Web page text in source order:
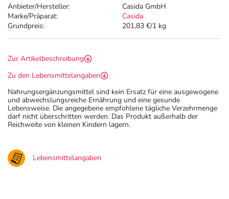
Anbieter/Hersteller:
Casida GmbH
Marke/Präparat:
Casida
Grundpreis:
201,83 €/1 kg
Zur Artikelbeschreibung
Zu den Lebensmittelangaben
Nahrungsergänzungsmittel sind kein Ersatz für eine ausgewogene
und abwechslungsreiche Ernährung und eine gesunde
Lebensweise. Die angegebene empfohlene tägliche Verzehrmenge
darf nicht überschritten werden. Das Produkt außerhalb der
Reichweite von kleinen Kindern lagern.
Lebensmittelangaben